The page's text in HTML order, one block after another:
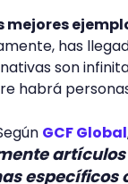
mejores
has
son
habrá
GCF Global
específicos